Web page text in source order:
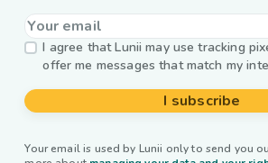
I agree that Lunii may use tracking
offer me messages that match my
I subscribe
Your email is used by Lunii only to send you